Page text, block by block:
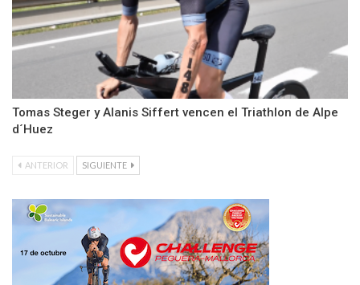
Tomas Steger y Alanis Siffert vencen el Triathlon de Alpe
d´Huez
ANTERIOR SIGUIENTE